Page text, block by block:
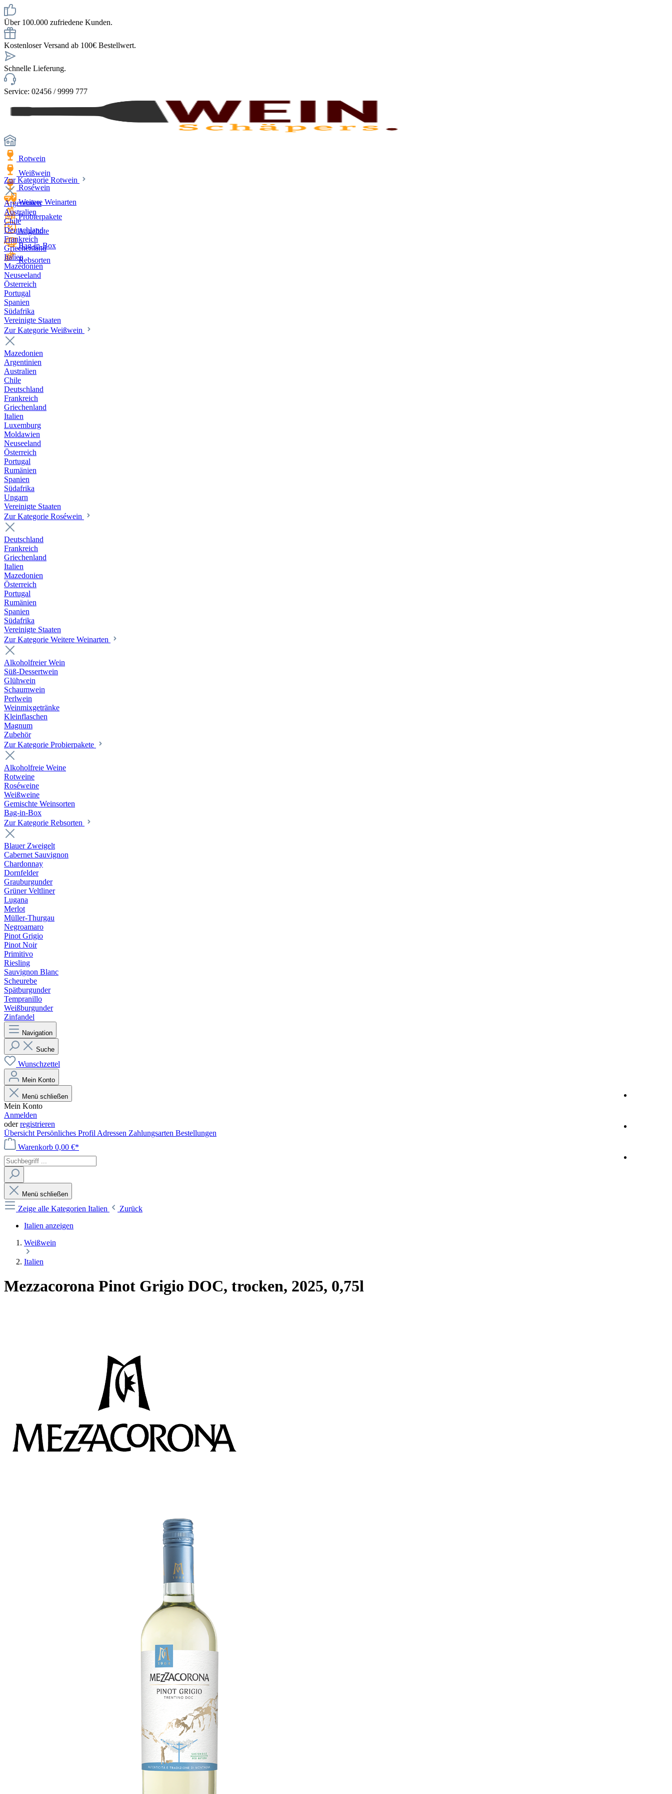
Über 100.000 zufriedene Kunden.
Kostenloser Versand ab 100€ Bestellwert.
Schnelle Lieferung.
Service: 02456 / 9999 777
Rotwein
Weißwein
Roséwein
Weitere Weinarten
Probierpakete
Angebote
Bag-in-Box
Rebsorten
Zur Kategorie Rotwein
Argentinien
Australien
Chile
Deutschland
Frankreich
Griechenland
Italien
Mazedonien
Neuseeland
Österreich
Portugal
Spanien
Südafrika
Vereinigte Staaten
Zur Kategorie Weißwein
Mazedonien
Argentinien
Australien
Chile
Deutschland
Frankreich
Griechenland
Italien
Luxemburg
Moldawien
Neuseeland
Österreich
Portugal
Rumänien
Spanien
Südafrika
Ungarn
Vereinigte Staaten
Zur Kategorie Roséwein
Deutschland
Frankreich
Griechenland
Italien
Mazedonien
Österreich
Portugal
Rumänien
Spanien
Südafrika
Vereinigte Staaten
Zur Kategorie Weitere Weinarten
Alkoholfreier Wein
Süß-Dessertwein
Glühwein
Schaumwein
Perlwein
Weinmixgetränke
Kleinflaschen
Magnum
Zubehör
Zur Kategorie Probierpakete
Alkoholfreie Weine
Rotweine
Roséweine
Weißweine
Gemischte Weinsorten
Bag-in-Box
Zur Kategorie Rebsorten
Blauer Zweigelt
Cabernet Sauvignon
Chardonnay
Dornfelder
Grauburgunder
Grüner Veltliner
Lugana
Merlot
Müller-Thurgau
Negroamaro
Pinot Grigio
Pinot Noir
Primitivo
Riesling
Sauvignon Blanc
Scheurebe
Spätburgunder
Tempranillo
Weißburgunder
Zinfandel
Navigation
Suche
Wunschzettel
Mein Konto
Menü schließen
Mein Konto
Anmelden
oderregistrieren
Übersicht Persönliches Profil Adressen Zahlungsarten Bestellungen
Warenkorb 0,00 €*
Menü schließen
Zeige alle Kategorien Italien
Zurück
Italien anzeigen
Weißwein
Italien
Mezzacorona Pinot Grigio DOC, trocken, 2025, 0,75l